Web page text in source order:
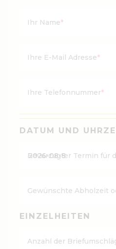
Ihr Name*
Ihre E-Mail Adresse*
Ihre Telefonnummer*
DATUM UND
Bevorzugter Termin für
Gewünschte Abholzeit
EINZELHEITEN
Anzahl der